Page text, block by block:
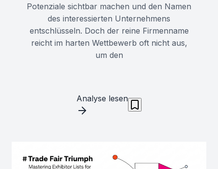
Potenziale sichtbar machen und den Namen
des interessierten Unternehmens
entschlüsseln. Doch der reine Firmenname
reicht im harten Wettbewerb oft nicht aus,
um den
Analyse lesen